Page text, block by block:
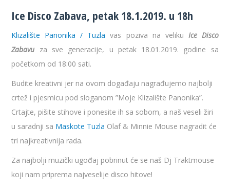
Ice Disco Zabava, petak 18.1.2019. u 18h
Klizalište Panonika / Tuzla vas poziva na veliku Ice Disco
Zabavu za sve generacije, u petak 18.01.2019. godine sa
početkom od 18:00 sati.
Budite kreativni jer na ovom događaju nagrađujemo najbolji
crtež i pjesmicu pod sloganom ”Moje Klizalište Panonika”.
Crtajte, pišite stihove i ponesite ih sa sobom, a naš veseli žiri
u saradnji sa Maskote Tuzla Olaf & Minnie Mouse nagradit će
tri najkreativnija rada.
Za najbolji muzički ugođaj pobrinut će se naš Dj Traktmouse
koji nam priprema najveselije disco hitove!